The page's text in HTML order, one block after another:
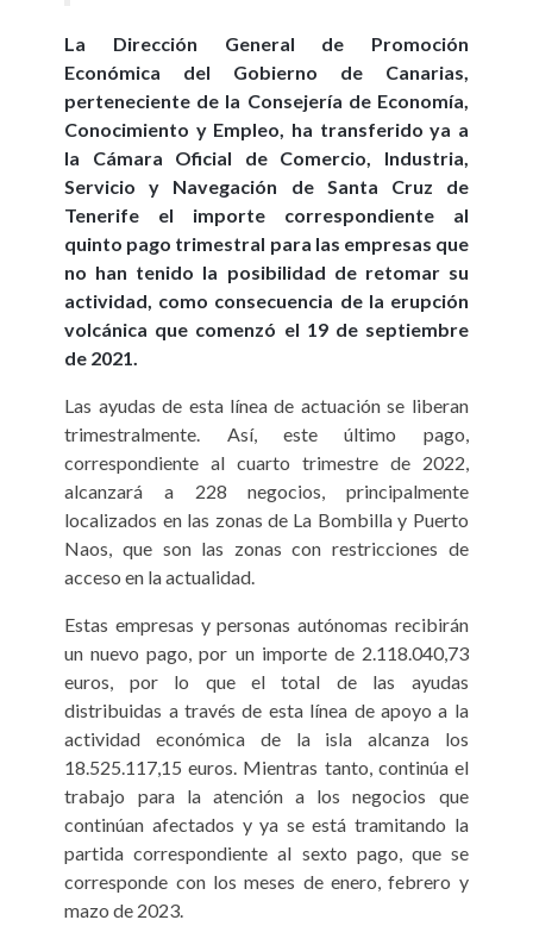
La Dirección General de Promoción
Económica del Gobierno de Canarias,
perteneciente de la Consejería de Economía,
Conocimiento y Empleo, ha transferido ya a
la Cámara Oficial de Comercio, Industria,
Servicio y Navegación de Santa Cruz de
Tenerife el importe correspondiente al
quinto pago trimestral para las empresas que
no han tenido la posibilidad de retomar su
actividad, como consecuencia de la erupción
volcánica que comenzó el 19 de septiembre
de 2021.
Las ayudas de esta línea de actuación se liberan
trimestralmente. Así, este último pago,
correspondiente al cuarto trimestre de 2022,
alcanzará a 228 negocios, principalmente
localizados en las zonas de La Bombilla y Puerto
Naos, que son las zonas con restricciones de
acceso en la actualidad.
Estas empresas y personas autónomas recibirán
un nuevo pago, por un importe de 2.118.040,73
euros, por lo que el total de las ayudas
distribuidas a través de esta línea de apoyo a la
actividad económica de la isla alcanza los
18.525.117,15 euros. Mientras tanto, continúa el
trabajo para la atención a los negocios que
continúan afectados y ya se está tramitando la
partida correspondiente al sexto pago, que se
corresponde con los meses de enero, febrero y
mazo de 2023.